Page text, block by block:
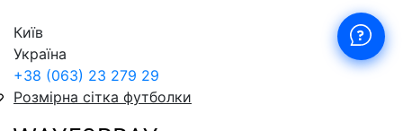
Київ
Україна
+38 (063) 23 279 29
Розмірна сітка футболки